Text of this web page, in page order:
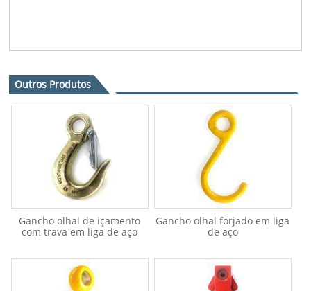
Outros Produtos
Gancho olhal de içamento
com trava em liga de aço
Gancho olhal forjado em liga
de aço